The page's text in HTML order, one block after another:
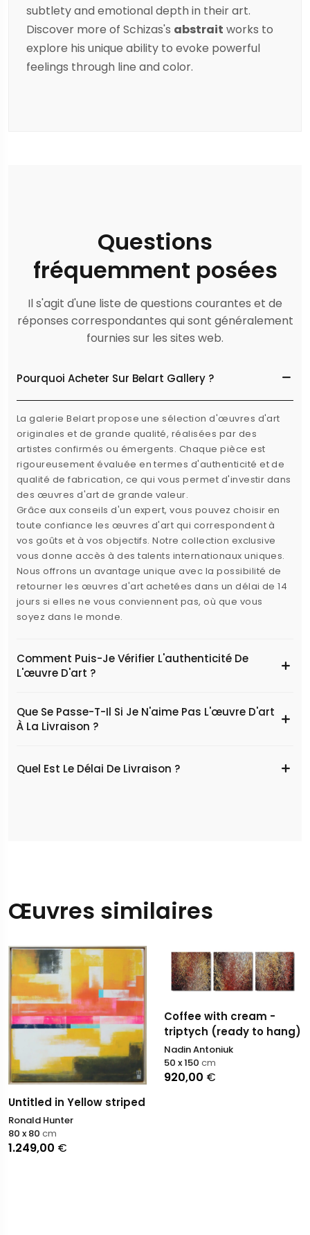
subtlety and emotional depth in their art.
Discover more of Schizas's abstrait works to
explore his unique ability to evoke powerful
feelings through line and color.
Questions
fréquemment posées
Il s'agit d'une liste de questions courantes et de
réponses correspondantes qui sont généralement
fournies sur les sites web.
Pourquoi Acheter Sur Belart Gallery ?
La galerie Belart propose une sélection d'œuvres d'art
originales et de grande qualité, réalisées par des
artistes confirmés ou émergents. Chaque pièce est
rigoureusement évaluée en termes d'authenticité et de
qualité de fabrication, ce qui vous permet d'investir dans
des œuvres d'art de grande valeur.
Grâce aux conseils d'un expert, vous pouvez choisir en
toute confiance les œuvres d'art qui correspondent à
vos goûts et à vos objectifs. Notre collection exclusive
vous donne accès à des talents internationaux uniques.
Nous offrons un avantage unique avec la possibilité de
retourner les œuvres d'art achetées dans un délai de 14
jours si elles ne vous conviennent pas, où que vous
soyez dans le monde.
Comment Puis-Je Vérifier L'authenticité De
L'œuvre D'art ?
Que Se Passe-T-Il Si Je N'aime Pas L'œuvre D'art
À La Livraison ?
Quel Est Le Délai De Livraison ?
Œuvres similaires
Untitled in Yellow striped
Ronald Hunter
1.249,00 €
80 x 80 cm
Coffee with cream -
triptych (ready to hang)
Nadin Antoniuk
920,00 €
50 x 150 cm